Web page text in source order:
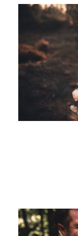
Kontakt